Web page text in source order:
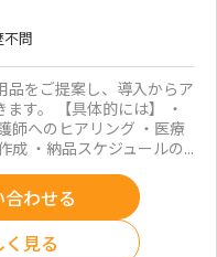
不問
品をご提案し、導入からア
す。 【具体的には】 ・
師へのヒアリング ・医療
成 ・納品スケジュールの...
わせる
見る